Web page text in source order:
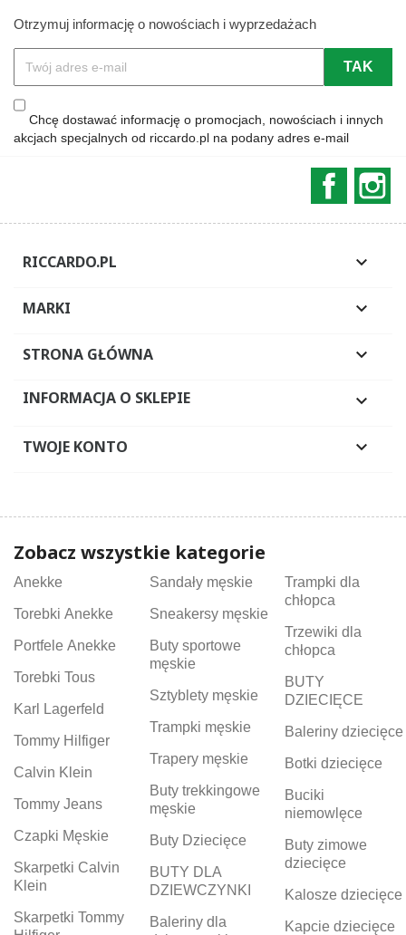
Otrzymuj informację o nowościach i wyprzedażach
Chcę dostawać informację o promocjach, nowościach i innych
akcjach specjalnych od riccardo.pl na podany adres e-mail
RICCARDO.PL 
MARKI 
STRONA GŁÓWNA 
INFORMACJA O SKLEPIE 
TWOJE KONTO 
Zobacz wszystkie kategorie
Anekke
Torebki Anekke
Portfele Anekke
Torebki Tous
Karl Lagerfeld
Tommy Hilfiger
Calvin Klein
Tommy Jeans
Czapki Męskie
Skarpetki Calvin
Klein
Skarpetki Tommy
Sandały męskie
Sneakersy męskie
Buty sportowe
męskie
Sztyblety męskie
Trampki męskie
Trapery męskie
Buty trekkingowe
męskie
Buty Dziecięce
BUTY DLA
DZIEWCZYNKI
Baleriny dla
Trampki dla
chłopca
Trzewiki dla
chłopca
BUTY
DZIECIĘCE
Baleriny dziecięce
Botki dziecięce
Buciki
niemowlęce
Buty zimowe
dziecięce
Kalosze dziecięce
Kapcie dziecięce